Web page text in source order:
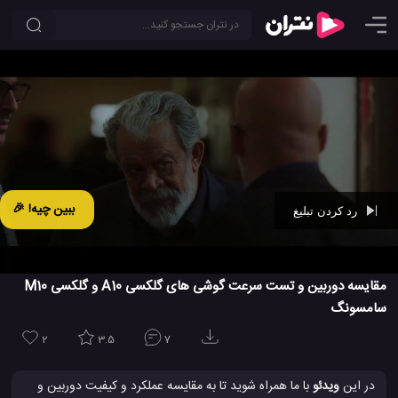
ببین چیه! 🎉
مقایسه دوربین و تست سرعت گوشی های گلکسی A10 و گلکسی M10
سامسونگ
2 3.5 7
در اینویدئوبا ما همراه شوید تا به مقایسه عملکرد و کیفیت دوربین و